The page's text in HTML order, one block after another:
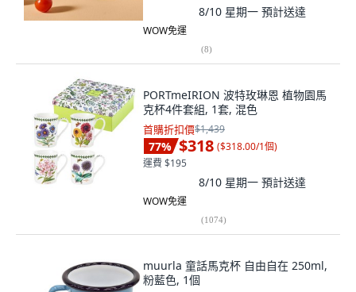
8/10 星期一 預計送達
WOW免運
(8)
PORTmeIRION 波特玫琳恩 植物園馬
克杯4件套組, 1套, 混色
首購折扣價$1,439
77% $318 ($318.00/1個)
運費 $195
8/10 星期一 預計送達
WOW免運
(1074)
muurla 童話馬克杯 自由自在 250ml,
粉藍色, 1個